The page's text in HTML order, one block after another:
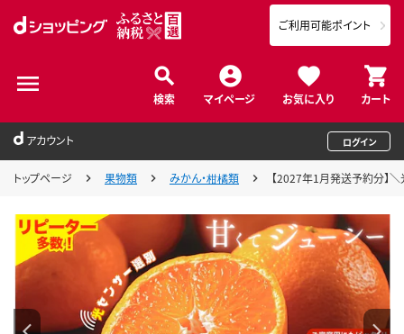
検索 マイページ お気に入り カート
ご利用可能ポイント
アカウント ログイン
トップページ 果物類 みかん・柑橘類 【2027年1月発送予約分】